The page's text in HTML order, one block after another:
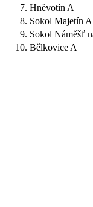
7. Hněvotín A
8. Sokol Majetín A
9. Sokol Náměšť
10. Bělkovice A